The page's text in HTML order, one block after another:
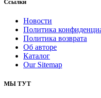
Ссылки
Новости
Политика
Политика возврата
Об авторе
Каталог
Our Sitemap
МЫ ТУТ